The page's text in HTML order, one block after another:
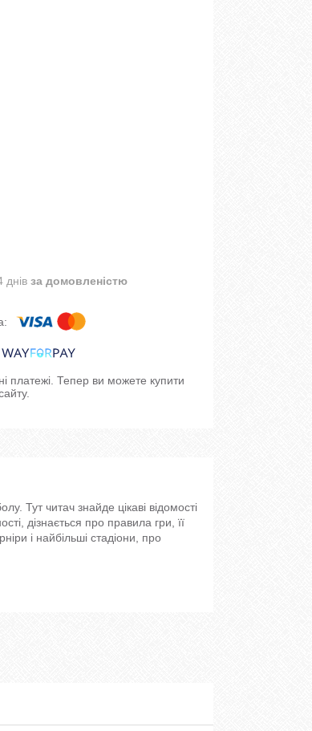
днів за домовленістю
платежі. Тепер ви можете купити
Тут читач знайде цікаві відомості
дізнається про правила гри, її
і найбільші стадіони, про